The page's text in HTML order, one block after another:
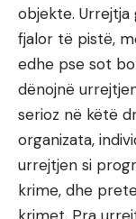
objekte.
fjalor të pistë,
edhe pse sot
dënojnë
serioz në këtë
organizata,
urrejtjen si
krime, dhe